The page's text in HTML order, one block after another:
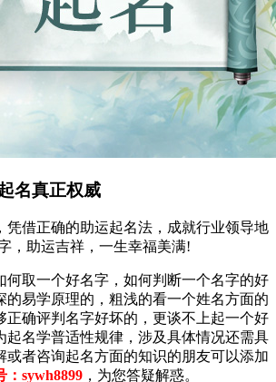
真正权威
借正确的助运起名法，成就行业领导地
，助运吉祥，一生幸福美满!
取一个好名字，如何判断一个名字的好
的易学原理的，粗浅的看一个姓名方面的
正确评判名字好坏的，更谈不上起一个好
起名学普适性规律，涉及具体情况还需具
或者咨询起名方面的知识的朋友可以添加
：sywh8899 ，为您答疑解惑。